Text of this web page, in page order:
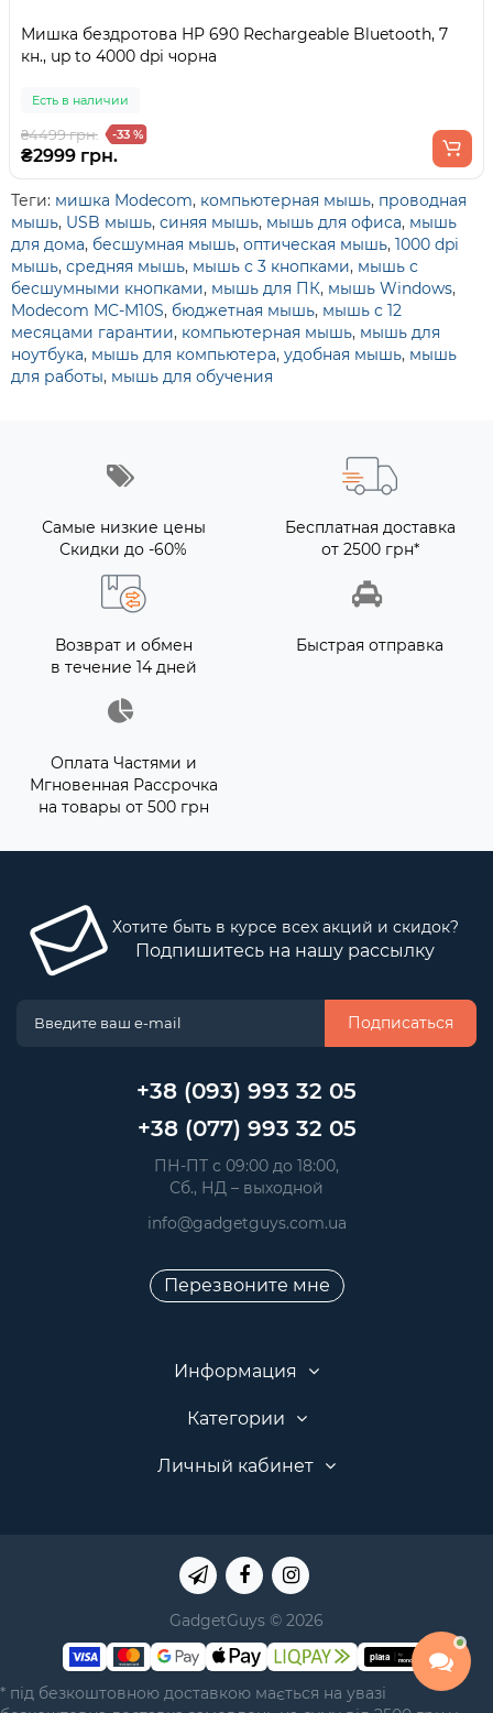
Мишка бездротова HP 690 Rechargeable Bluetooth, 7
кн., up to 4000 dpi чорна
Есть в наличии
₴4499 грн. -33 %
₴2999 грн.
Теги: мишка Modecom, компьютерная мышь, проводная
мышь, USB мышь, синяя мышь, мышь для офиса, мышь
для дома, бесшумная мышь, оптическая мышь, 1000 dpi
мышь, средняя мышь, мышь с 3 кнопками, мышь с
бесшумными кнопками, мышь для ПК, мышь Windows,
Modecom MC-M10S, бюджетная мышь, мышь с 12
месяцами гарантии, компьютерная мышь, мышь для
ноутбука, мышь для компьютера, удобная мышь, мышь
для работы, мышь для обучения
Самые низкие цены
Скидки до -60%
Бесплатная доставка
от 2500 грн*
Возврат и обмен
в течение 14 дней
Быстрая отправка
Оплата Частями и
Мгновенная Рассрочка
на товары от 500 грн
Хотите быть в курсе всех акций и скидок?
Подпишитесь на нашу рассылку
Подписаться
+38 (093) 993 32 05
+38 (077) 993 32 05
ПН-ПТ с 09:00 до 18:00,
Сб., НД – выходной
info@gadgetguys.com.ua
Перезвоните мне
Информация
Категории
Личный кабинет
GadgetGuys © 2026
* під безкоштовною доставкою мається на увазі